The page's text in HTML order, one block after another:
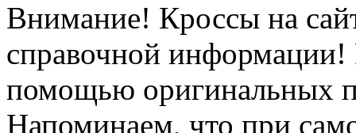
Внимание! Кроссы на
справочной информации!
помощью оригинальных
Напоминаем, что при